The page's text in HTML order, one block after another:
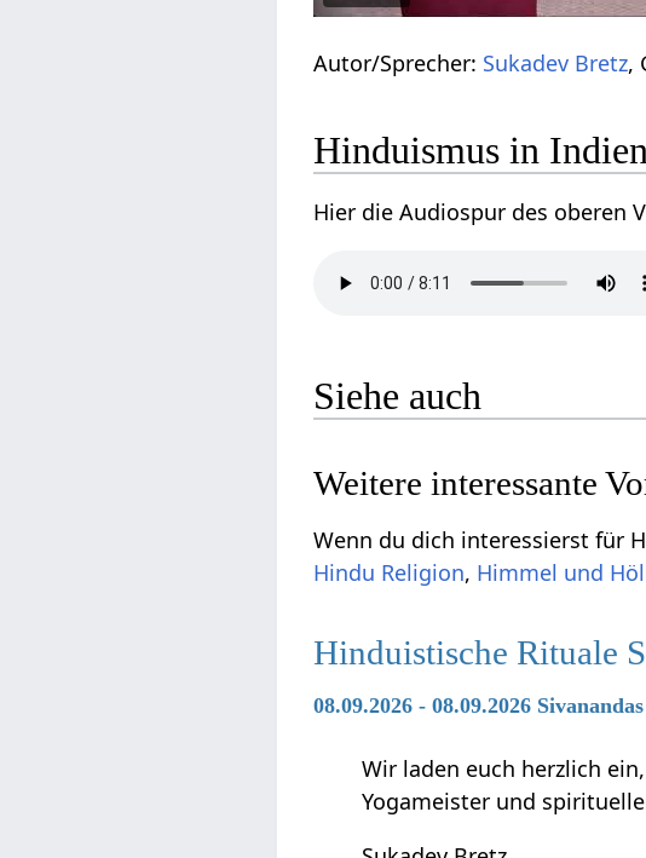
Autor/Sprecher: Sukadev Bretz,
Hinduismus in
Hier die Audiospur des oberen
Siehe auch
Weitere interessante
Wenn du dich interessierst für
Hindu Religion, Himmel und
Hinduistische Rituale
08.09.2026 - 08.09.2026
Wir laden euch herzlich
Yogameister und